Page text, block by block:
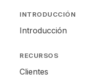
INTRODUCCIÓN
Introducción
RECURSOS
Clientes